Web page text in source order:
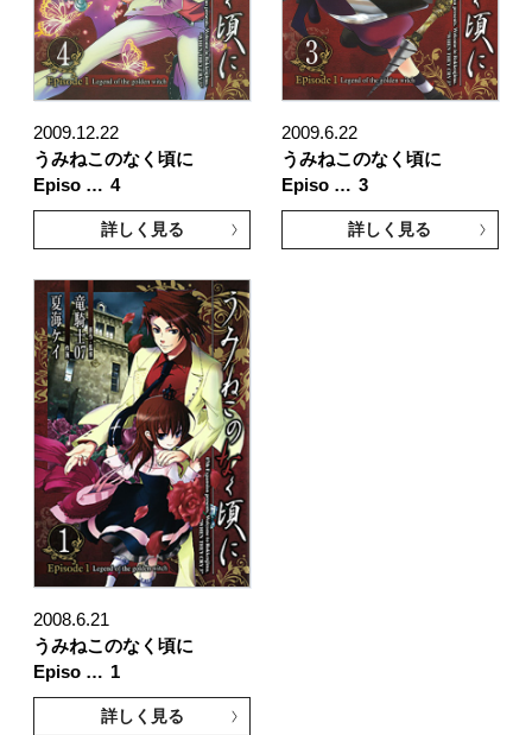
2009.12.22
うみねこのなく頃に
Episo … 4
詳しく見る
2009.6.22
うみねこのなく頃に
Episo … 3
詳しく見る
2008.6.21
うみねこのなく頃に
Episo … 1
詳しく見る